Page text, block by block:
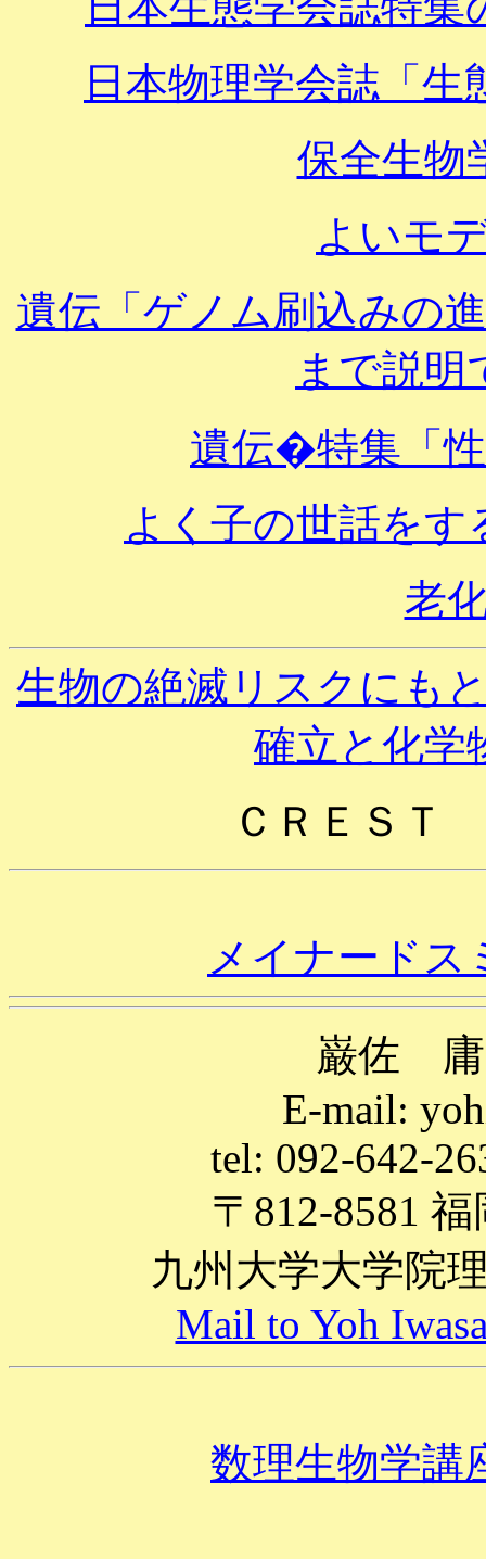
日本物理学会誌「
保全生物
よいモ
遺伝「ゲノム刷込みの
まで説明
遺伝�特集「
よく子の世話を
老
生物の絶滅リスクにも
確立と化学
ＣＲＥＳＴ
メイナードス
巌佐 庸
E-mail:
tel: 092-642-
〒812-8581
九州大学大学院
Mail to Yoh
数理生物学講